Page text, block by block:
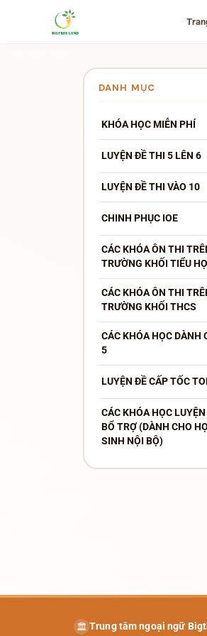
DANH MỤC
KHÓA HỌC MIỄN PHÍ
LUYỆN ĐỀ THI 5 LÊN 6
LUYỆN ĐỀ THI VÀO 10
CHINH PHỤC IOE
CÁC KHÓA ÔN THI
TRƯỜNG KHỐI TIỂU
CÁC KHÓA ÔN THI
TRƯỜNG KHỐI THCS
CÁC KHÓA HỌC DÀNH
5
LUYỆN ĐỀ CẤP TỐC
CÁC KHÓA HỌC
BỔ TRỢ (DÀNH CHO
SINH NỘI BỘ)
🏛️ Trung tâm ngoại ngữ